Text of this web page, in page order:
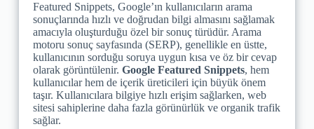
Featured Snippets, Google’ın kullanıcıların arama
sonuçlarında hızlı ve doğrudan bilgi almasını sağlamak
amacıyla oluşturduğu özel bir sonuç türüdür. Arama
motoru sonuç sayfasında (SERP), genellikle en üstte,
kullanıcının sorduğu soruya uygun kısa ve öz bir cevap
olarak görüntülenir. Google Featured Snippets, hem
kullanıcılar hem de içerik üreticileri için büyük önem
taşır. Kullanıcılara bilgiye hızlı erişim sağlarken, web
sitesi sahiplerine daha fazla görünürlük ve organik trafik
sağlar.